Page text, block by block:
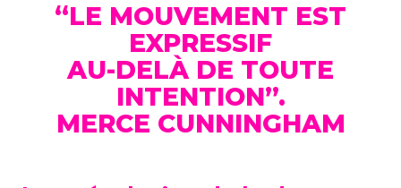
“LE MOUVEMENT EST
EXPRESSIF
AU-DELÀ DE TOUTE
INTENTION”.
MERCE CUNNINGHAM